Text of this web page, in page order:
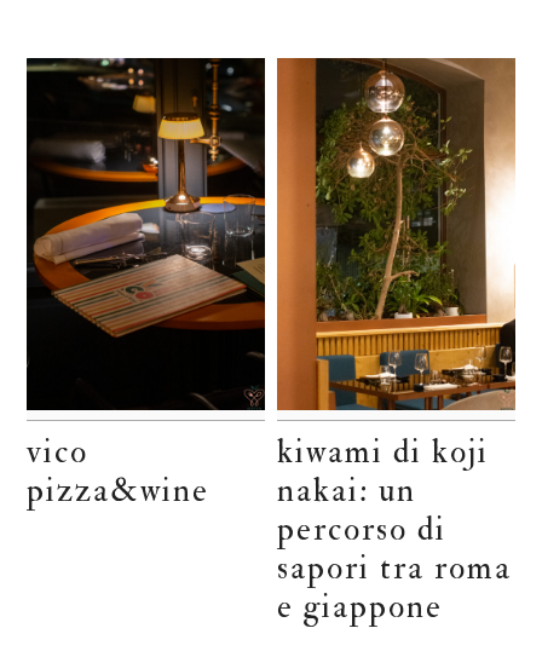
vico
pizza&wine
kiwami di koji
nakai: un
percorso di
sapori tra roma
e giappone